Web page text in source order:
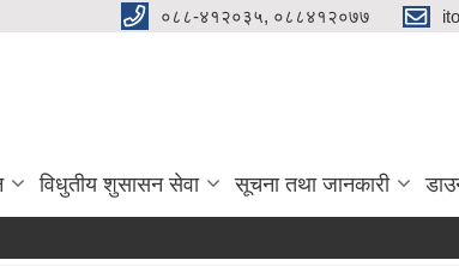
०८८-४१२०३५, ०८८४१२०७७
विधुतीय शुसासन सेवा सूचना तथा जानकारी